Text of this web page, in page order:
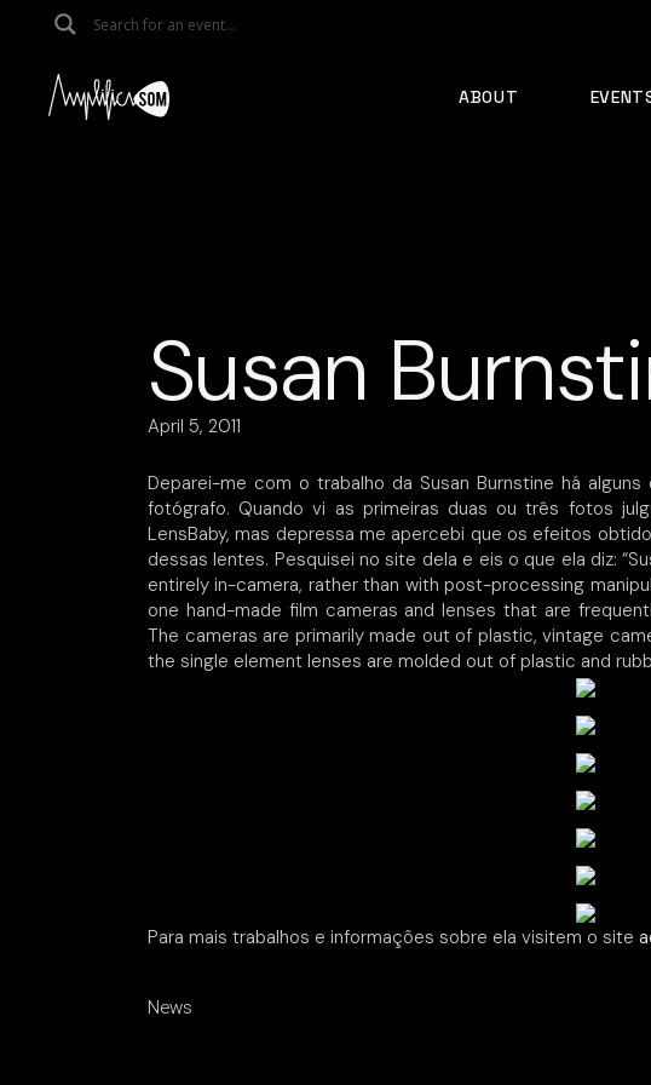
ABOUT
Susan
April 5, 2011
Deparei-me com o trabalho da Susan Burnstine há
fotógrafo. Quando vi as primeiras duas ou três fotos
LensBaby, mas depressa me apercebi que os efeitos
dessas lentes. Pesquisei no site dela e eis o que ela diz:
entirely in-camera, rather than with post-processing
one hand-made film cameras and lenses that are
The cameras are primarily made out of plastic, vintage
the single element lenses are molded out of plastic and
Para mais trabalhos e informações sobre ela visitem o site
News